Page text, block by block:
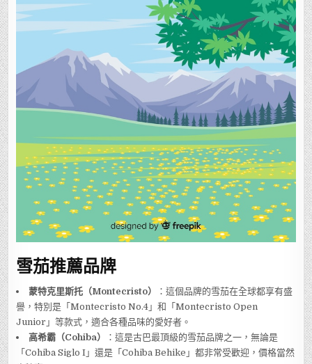
雪茄推薦品牌
蒙特克里斯托（Montecristo）
：這個品牌的雪茄在全球都享有盛
譽，特別是「Montecristo No.4」和「Montecristo Open
Junior」等款式，適合各種品味的愛好者。
高希霸（Cohiba）
：這是古巴最頂級的雪茄品牌之一，無論是
「Cohiba Siglo I」還是「Cohiba Behike」都非常受歡迎，價格當然